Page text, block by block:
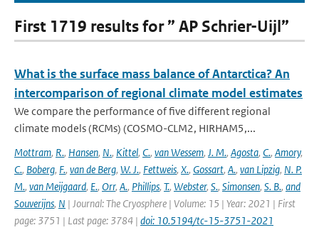
First 1719 results for ” AP Schrier-Uijl”
What is the surface mass balance of Antarctica? An
intercomparison of regional climate model estimates
We compare the performance of five different regional
climate models (RCMs) (COSMO-CLM2, HIRHAM5,...
Mottram, R., Hansen, N., Kittel, C., van Wessem, J. M., Agosta, C., Amory,
C., Boberg, F., van de Berg, W. J., Fettweis, X., Gossart, A., van Lipzig, N. P.
M., van Meijgaard, E., Orr, A., Phillips, T., Webster, S., Simonsen, S. B., and
Souverijns, N | Journal: The Cryosphere | Volume: 15 | Year: 2021 | First
page: 3751 | Last page: 3784 | doi: 10.5194/tc-15-3751-2021